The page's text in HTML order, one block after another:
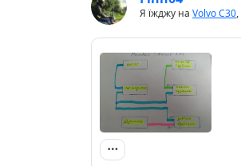
Я їжджу на Volvo C30,